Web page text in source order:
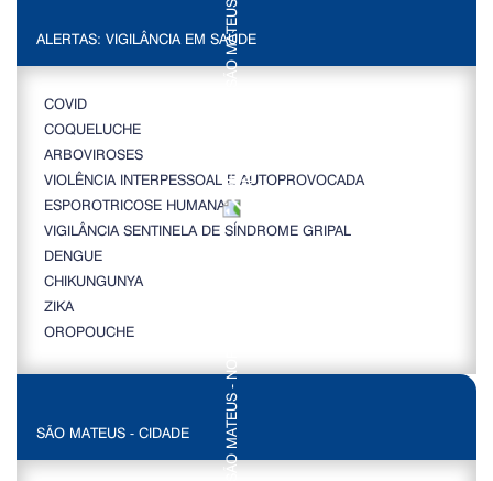
ALERTAS: VIGILÂNCIA EM SAÚDE
COVID
COQUELUCHE
ARBOVIROSES
VIOLÊNCIA INTERPESSOAL E AUTOPROVOCADA
ESPOROTRICOSE HUMANA
VIGILÂNCIA SENTINELA DE SÍNDROME GRIPAL
DENGUE
CHIKUNGUNYA
ZIKA
OROPOUCHE
SÃO MATEUS - CIDADE